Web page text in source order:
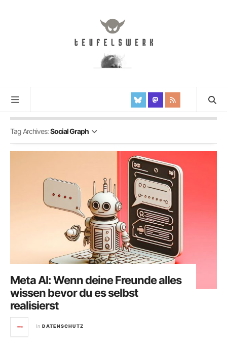
Tag Archives:Social Graph
Meta AI: Wenn deine Freunde alles
wissen bevor du es selbst
realisierst
in DATENSCHUTZ